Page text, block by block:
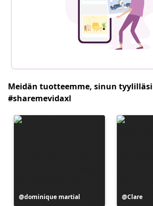
Meidän tuotteemme, sinun tyylilläsi
#sharemevidaxl
Julkaissut
dominique martial Julkaissut
Clare